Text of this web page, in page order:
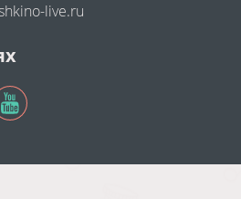
live.ru